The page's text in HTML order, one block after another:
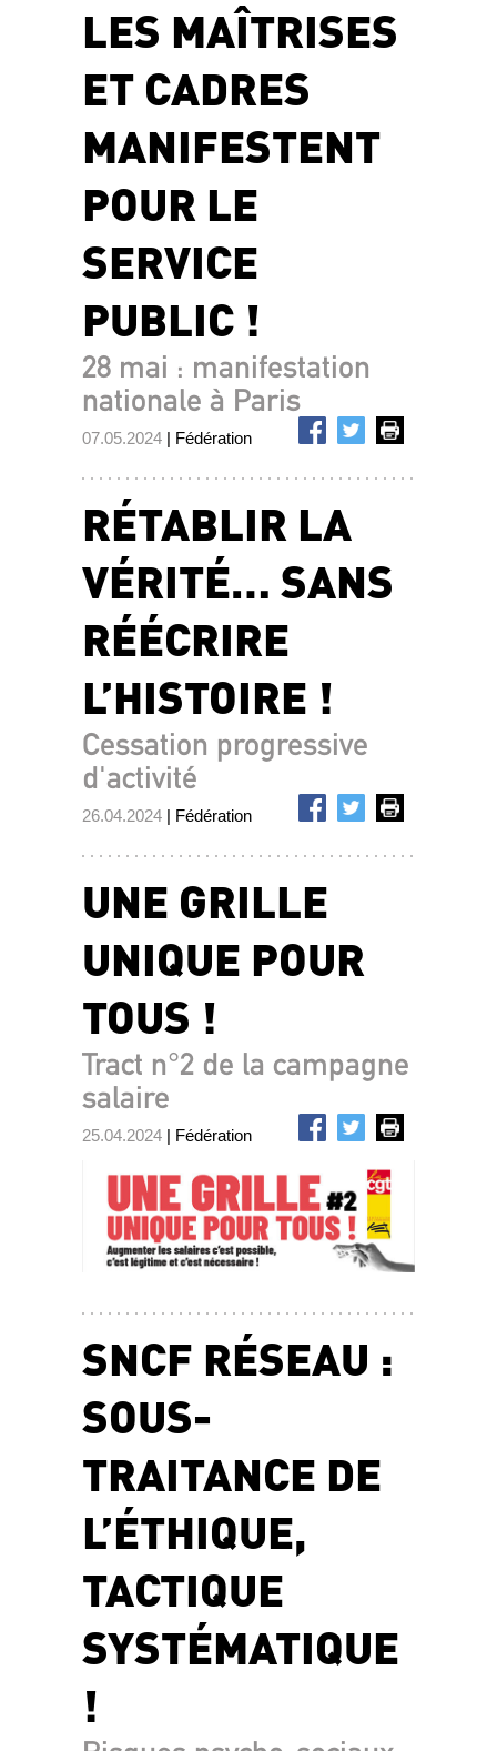
LES MAÎTRISES
ET CADRES
MANIFESTENT
POUR LE
SERVICE
PUBLIC !
28 mai : manifestation
nationale à Paris
07.05.2024 | Fédération
RÉTABLIR LA
VÉRITÉ… SANS
RÉÉCRIRE
L’HISTOIRE !
Cessation progressive
d'activité
26.04.2024 | Fédération
UNE GRILLE
UNIQUE POUR
TOUS !
Tract n°2 de la campagne
salaire
25.04.2024 | Fédération
SNCF RÉSEAU :
SOUS-
TRAITANCE DE
L’ÉTHIQUE,
TACTIQUE
SYSTÉMATIQUE
!